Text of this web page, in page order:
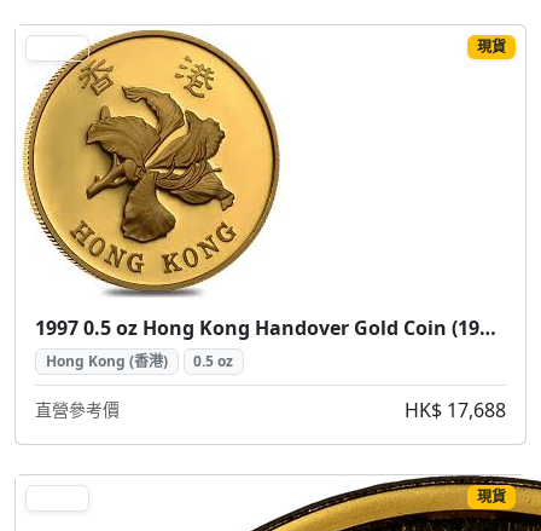
GOLD 現貨
1997 0.5 oz Hong Kong Handover Gold Coin (1997 香港回歸紀念金幣 0.5盎司)
Hong Kong (香港) 0.5 oz
直營參考價 HK$ 17,688
現貨